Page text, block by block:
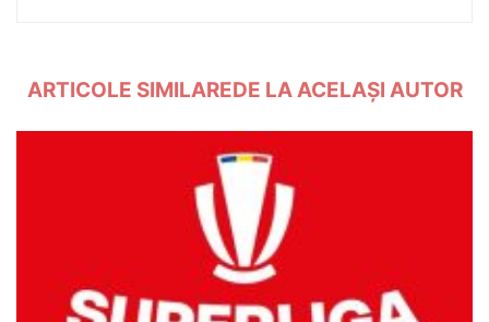
ARTICOLE SIMILAREDE LA ACELAȘI AUTOR